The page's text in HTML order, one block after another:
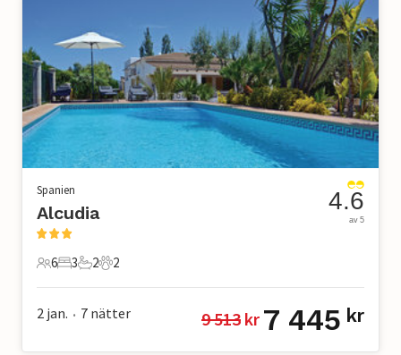
Spanien
Alcudia
6 Gäster
6
3 Sovrum
3
2 Badrum
2
2 Husdjur
2
4.6
av 5
2 jan. • 7 nätter 9 513 kr 7 445 kr